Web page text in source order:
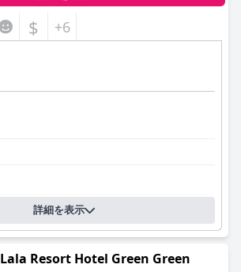
$ +6
詳細を表示
Lala Resort Hotel Green Green